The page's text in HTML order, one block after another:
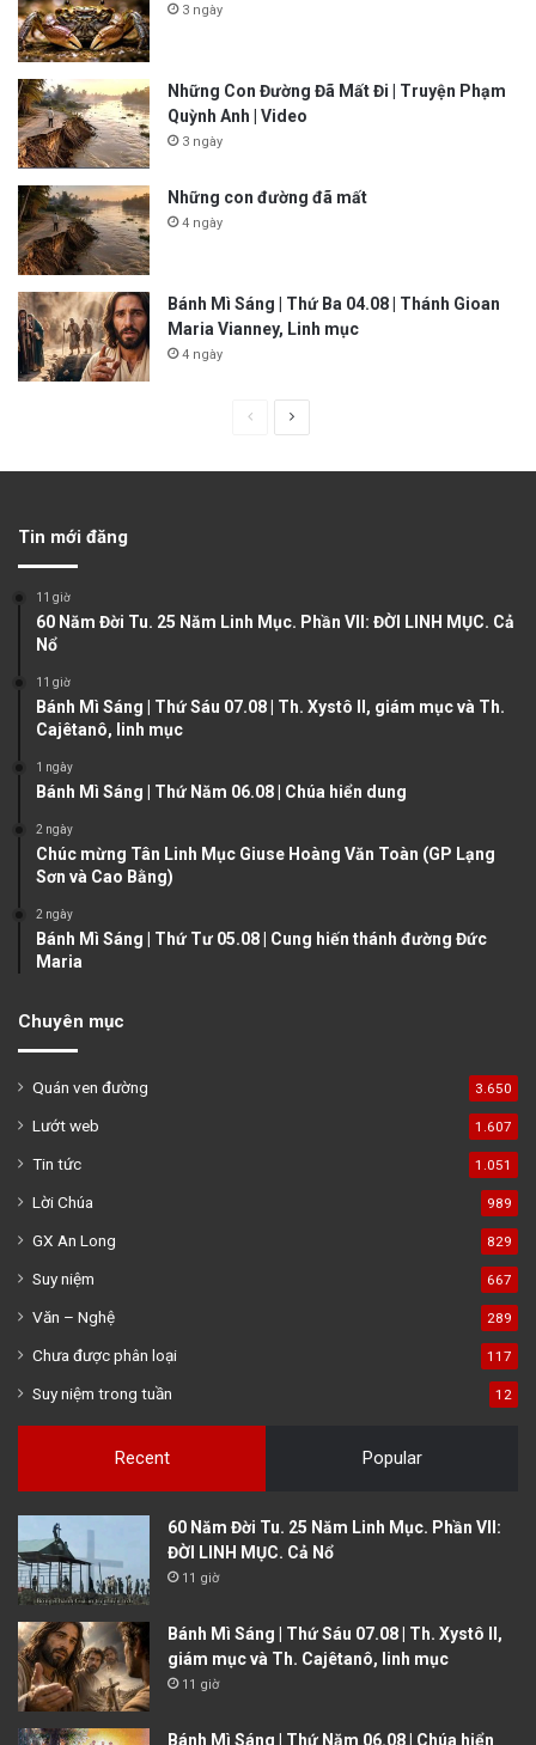
3 ngày
Những Con Đường Đã Mất Đi | Truyện Phạm
Quỳnh Anh | Video
3 ngày
Những con đường đã mất
4 ngày
Bánh Mì Sáng | Thứ Ba 04.08 | Thánh Gioan
Maria Vianney, Linh mục
4 ngày
u
a
e
g
Tin mới đăng
11 giờ
60 Năm Đời Tu. 25 Năm Linh Mục. Phần VII: ĐỜI LINH MỤC. Cả
Nổ
11 giờ
Bánh Mì Sáng | Thứ Sáu 07.08 | Th. Xystô II, giám mục và Th.
Cajêtanô, linh mục
1 ngày
Bánh Mì Sáng | Thứ Năm 06.08 | Chúa hiển dung
2 ngày
Chúc mừng Tân Linh Mục Giuse Hoàng Văn Toàn (GP Lạng
Sơn và Cao Bằng)
2 ngày
Bánh Mì Sáng | Thứ Tư 05.08 | Cung hiến thánh đường Đức
Maria
Chuyên mục
Quán ven đường 3.650
Lướt web 1.607
Tin tức 1.051
Lời Chúa 989
GX An Long 829
Suy niệm 667
Văn – Nghệ 289
Chưa được phân loại 117
Suy niệm trong tuần 12
Recent Popular
60 Năm Đời Tu. 25 Năm Linh Mục. Phần VII:
ĐỜI LINH MỤC. Cả Nổ
11 giờ
Bánh Mì Sáng | Thứ Sáu 07.08 | Th. Xystô II,
giám mục và Th. Cajêtanô, linh mục
11 giờ
Bánh Mì Sáng | Thứ Năm 06.08 | Chúa hiển